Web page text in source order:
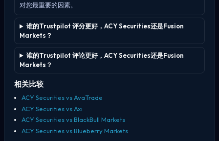
对您最重要的因素。
谁的Trustpilot 评分更好，ACY Securities还是Fusion
Markets？
谁的Trustpilot 评论更好，ACY Securities还是Fusion
Markets？
相关比较
ACY Securities vs AvaTrade
ACY Securities vs Axi
ACY Securities vs BlackBull Markets
ACY Securities vs Blueberry Markets